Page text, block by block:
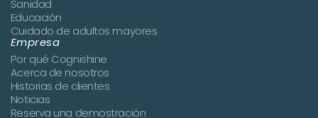
Sanidad
Educación
Cuidado de adultos mayores
Empresa
Por qué Cognishine
Acerca de nosotros
Historias de clientes
Noticias
Reserva una demostración